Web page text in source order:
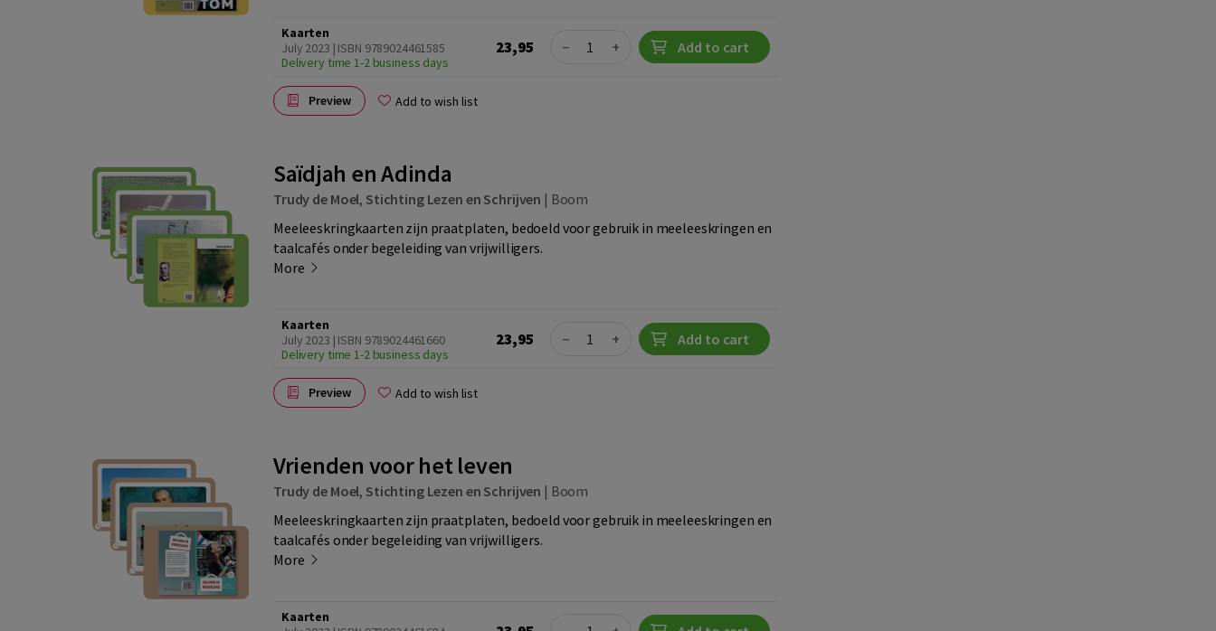
Kaarten
July 2023 | ISBN 9789024461585
Delivery time 1-2 business days
23,95 Quantity
− + Add to cart
Preview Add to wish list
Saïdjah en Adinda
Trudy de Moel, Stichting Lezen en Schrijven | Boom
Meeleeskringkaarten zijn praatplaten, bedoeld voor gebruik in meeleeskringen en
taalcafés onder begeleiding van vrijwilligers.
More
Kaarten
July 2023 | ISBN 9789024461660
Delivery time 1-2 business days
23,95 Quantity
− + Add to cart
Preview Add to wish list
Vrienden voor het leven
Trudy de Moel, Stichting Lezen en Schrijven | Boom
Meeleeskringkaarten zijn praatplaten, bedoeld voor gebruik in meeleeskringen en
taalcafés onder begeleiding van vrijwilligers.
More
Kaarten
Quantity